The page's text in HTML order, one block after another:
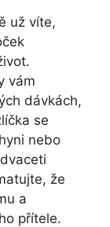
už víte,
vám
dávkách,
se
nebo
že
a
přítele.